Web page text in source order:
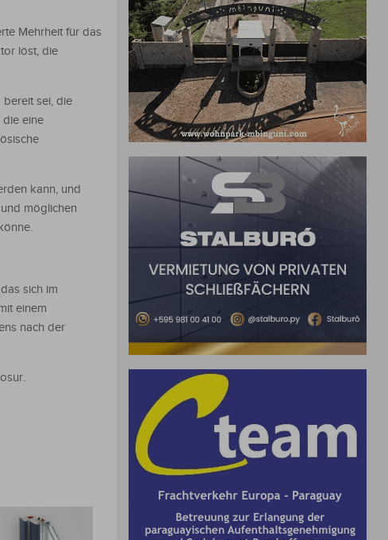
Mehrheit für das
löst, die
bereit sei, die
die eine
kann, und
möglichen
sich im
einem
nach der